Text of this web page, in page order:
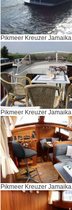
Pikmeer Kreuzer Jamaika
Pikmeer Kreuzer Jamaika
Pikmeer Kreuzer Jamaika